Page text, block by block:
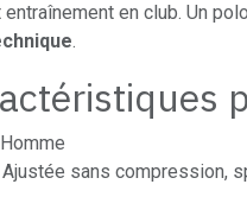
en club. Un
.
Ajustée sans compression,